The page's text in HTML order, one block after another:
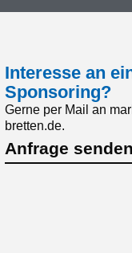
Interesse an
Sponsoring?
Gerne per Mail an
bretten.de.
Anfrage senden